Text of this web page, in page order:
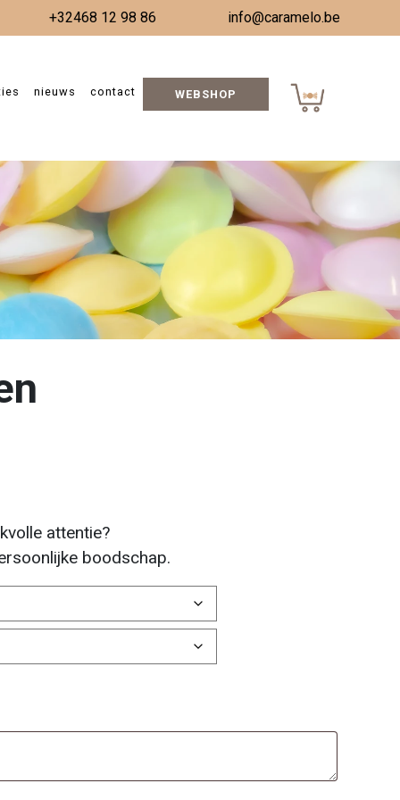
+32468 12 98 86 info@caramelo.be
nieuws contact WEBSHOP
attentie?
boodschap.